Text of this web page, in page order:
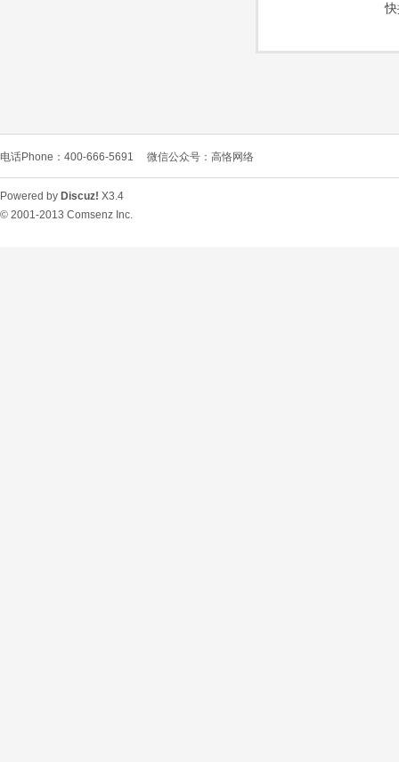
电话Phone：400-666-5691 微信公众号：高恪网络
Powered by Discuz! X3.4
© 2001-2013 Comsenz Inc.